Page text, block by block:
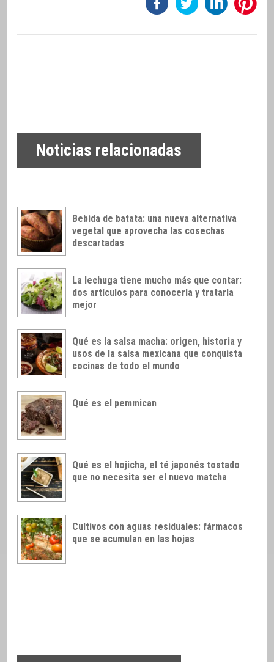
Noticias relacionadas
Bebida de batata: una nueva alternativa
vegetal que aprovecha las cosechas
descartadas
La lechuga tiene mucho más que contar:
dos artículos para conocerla y tratarla
mejor
Qué es la salsa macha: origen, historia y
usos de la salsa mexicana que conquista
cocinas de todo el mundo
Qué es el pemmican
Qué es el hojicha, el té japonés tostado
que no necesita ser el nuevo matcha
Cultivos con aguas residuales: fármacos
que se acumulan en las hojas